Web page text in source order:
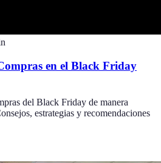
en el Black Friday
del Black Friday de manera
estrategias y recomendaciones